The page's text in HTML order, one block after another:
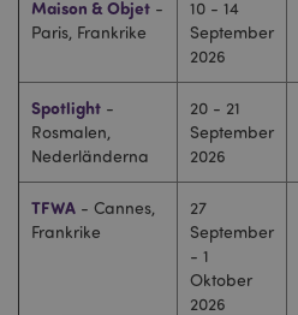
Maison & Objet -
Paris, Frankrike
10 - 14
September
2026
Spotlight -
Rosmalen,
Nederländerna
20 - 21
September
2026
TFWA - Cannes,
Frankrike
27
September
- 1
Oktober
2026